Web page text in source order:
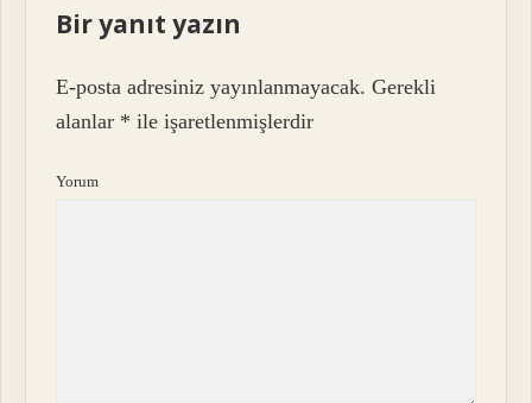
Bir yanıt yazın
E-posta adresiniz yayınlanmayacak. Gerekli
alanlar * ile işaretlenmişlerdir
Yorum